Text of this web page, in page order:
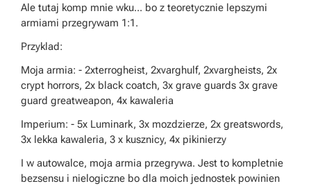
Ale tutaj komp mnie wku... bo z teoretycznie lepszymi
armiami przegrywam 1:1.
Przyklad:
Moja armia: - 2xterrogheist, 2xvarghulf, 2xvargheists, 2x
crypt horrors, 2x black coatch, 3x grave guards 3x grave
guard greatweapon, 4x kawaleria
Imperium: - 5x Luminark, 3x mozdzierze, 2x greatswords,
3x lekka kawaleria, 3 x kusznicy, 4x pikinierzy
I w autowalce, moja armia przegrywa. Jest to kompletnie
bezsensu i nielogiczne bo dla moich jednostek powinien